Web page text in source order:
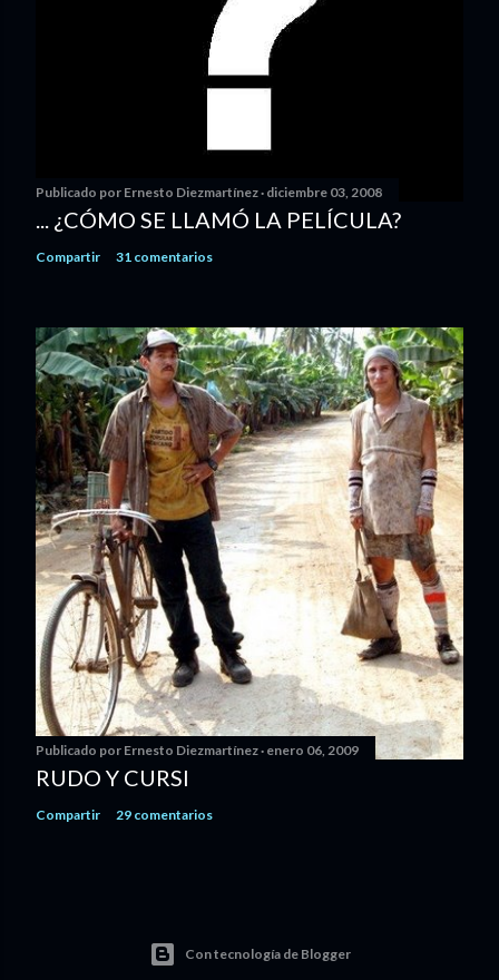
Publicado por Ernesto Diezmartínez diciembre 03, 2008
... ¿CÓMO SE LLAMÓ LA PELÍCULA?
Compartir 31 comentarios
Publicado por Ernesto Diezmartínez enero 06, 2009
RUDO Y CURSI
Compartir 29 comentarios
Con tecnología de Blogger